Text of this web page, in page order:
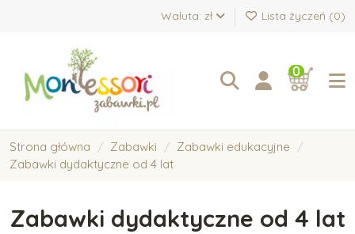
Waluta: zł Lista życzeń (0)
0
Strona główna Zabawki
Zabawki edukacyjne
Zabawki dydaktyczne od 4 lat
Zabawki dydaktyczne od 4 lat